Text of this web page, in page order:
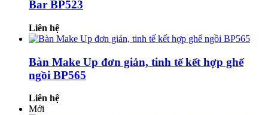
Bar BP523
Liên hệ
Bàn Make Up đơn giản, tinh tế kết hợp ghế
ngồi BP565
Liên hệ
Mới